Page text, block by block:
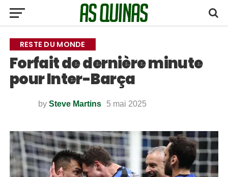
RESTE DU MONDE
Forfait de dernière minute
pour Inter-Barça
by Steve Martins 5 mai 2025